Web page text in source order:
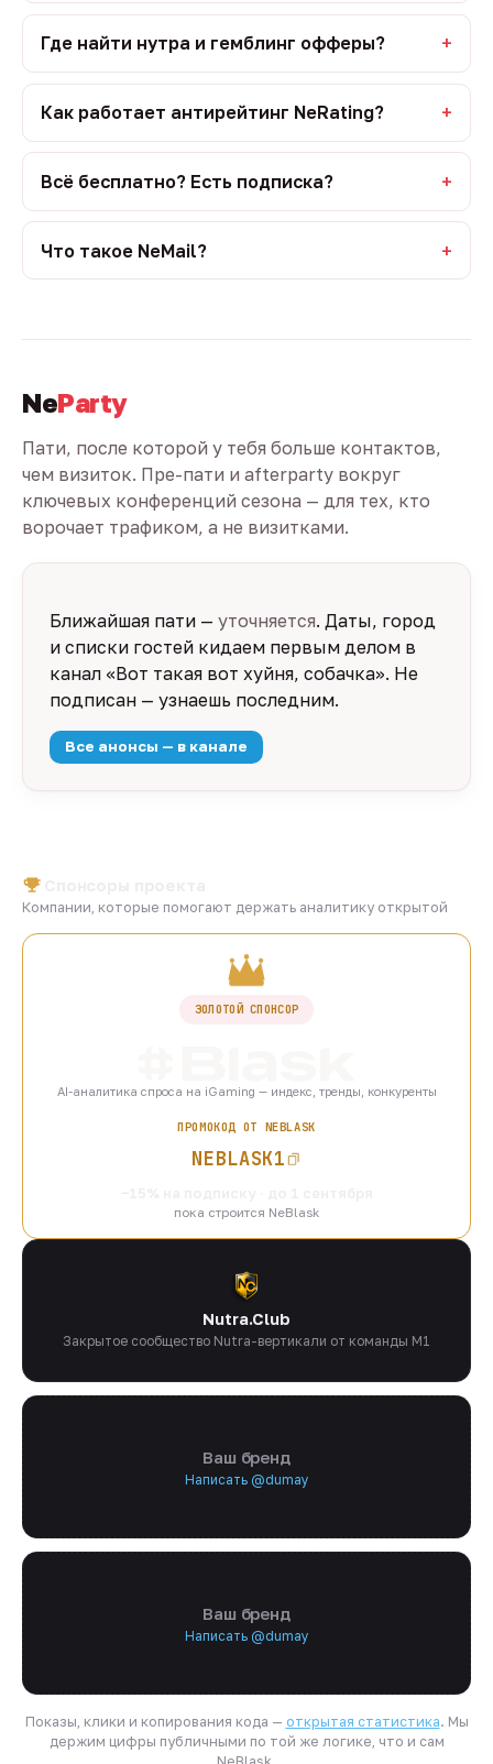
Где найти нутра и гемблинг офферы?
Как работает антирейтинг NeRating?
Всё бесплатно? Есть подписка?
Что такое NeMail?
NeParty
Пати, после которой у тебя больше контактов,
чем визиток. Пре-пати и afterparty вокруг
ключевых конференций сезона — для тех, кто
ворочает трафиком, а не визитками.
Ближайшая пати — уточняется. Даты, город
и списки гостей кидаем первым делом в
канал «Вот такая вот хуйня, собачка». Не
подписан — узнаешь последним.
Все анонсы — в канале
Компании, которые помогают держать аналитику открытой
ЗОЛОТОЙ СПОНСОР
AI-аналитика спроса на iGaming — индекс, тренды, конкуренты
ПРОМОКОД ОТ NEBLASK
NEBLASK1
пока строится NeBlask
Nutra.Club
Закрытое сообщество Nutra-вертикали от команды M1
Ваш бренд
Написать @dumay
Ваш бренд
Написать @dumay
Показы, клики и копирования кода — открытая статистика. Мы
держим цифры публичными по той же логике, что и сам